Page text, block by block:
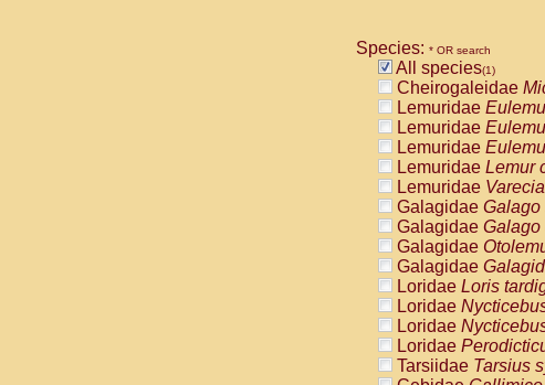
Species: * OR search
All species(1)
Cheirogaleidae
Lemuridae
Lemuridae
Lemuridae
Lemuridae Lemur
Lemuridae
Galagidae Galago
Galagidae Galago
Galagidae
Galagidae
Loridae Loris
Loridae
Loridae
Loridae
Tarsiidae Tarsius